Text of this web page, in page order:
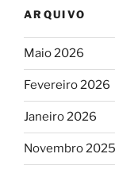
ARQUIVO
Maio 2026
Fevereiro 2026
Janeiro 2026
Novembro 2025